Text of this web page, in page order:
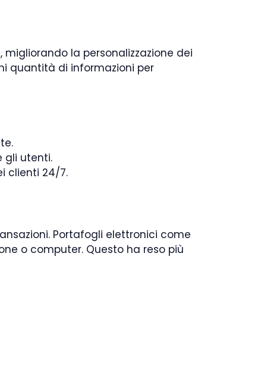
la personalizzazione dei
quantità di informazioni per
gli utenti.
clienti 24/7.
Portafogli elettronici come
o computer. Questo ha reso più